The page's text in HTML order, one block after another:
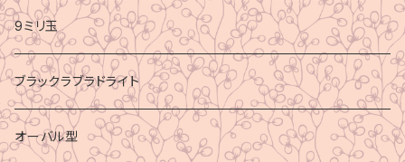
9ミリ玉
ブラックラブラドライト
オーバル型